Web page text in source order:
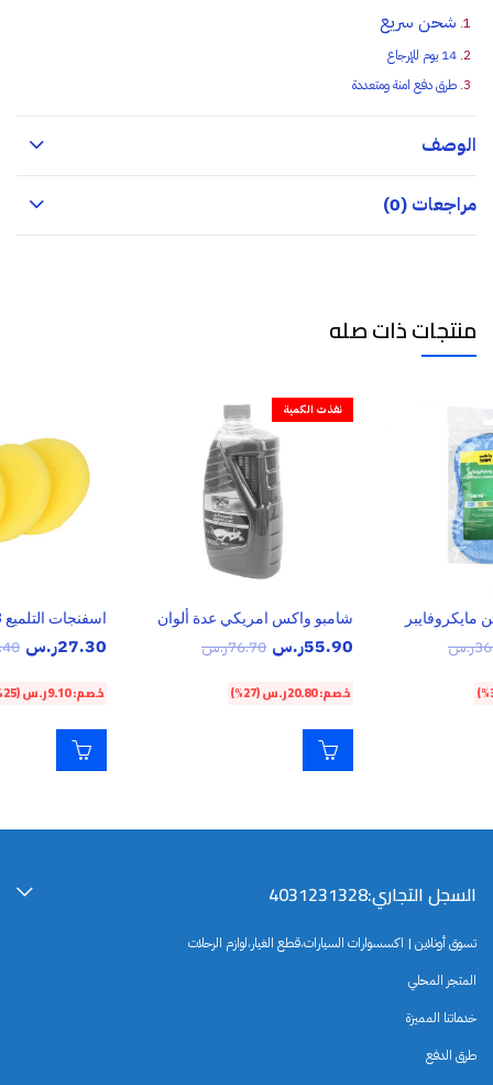
شحن سريع
14 يوم للإرجاع
طرق دفع امنة ومتعددة
الوصف
مراجعات (0)
منتجات ذات صله
ر.س
نفذت الكمية
شامبو واكس امريكي عدة ألوان
55.90ر.س 76.70ر.س
خصم:20.80ر.س(27%)
اسفنجات التلميع 3 قطع
27.30ر.س
خصم:9.10ر.س(25%)
السجل التجاري:4031231328
تسوق أونلاين | اكسسوارات السيارات،قطع الغيار،لوازم الرحلات
المتجر المحلي
خدماتنا المميزة
طرق الدفع